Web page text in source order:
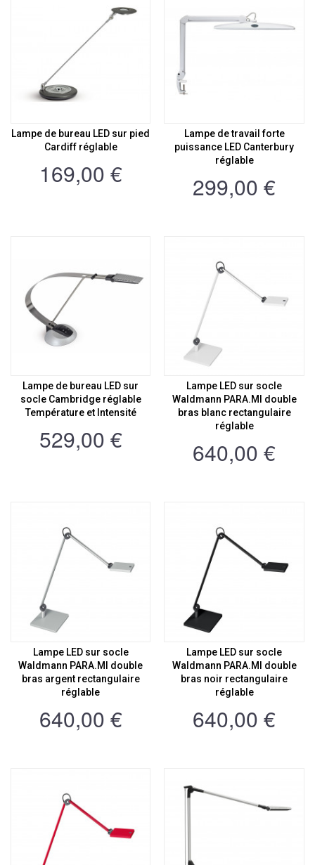
Lampe de bureau LED sur pied
Cardiff réglable
169,00 €
Lampe de travail forte
puissance LED Canterbury
réglable
299,00 €
Lampe de bureau LED sur
socle Cambridge réglable
Température et Intensité
529,00 €
Lampe LED sur socle
Waldmann PARA.MI double
bras blanc rectangulaire
réglable
640,00 €
Lampe LED sur socle
Waldmann PARA.MI double
bras argent rectangulaire
réglable
640,00 €
Lampe LED sur socle
Waldmann PARA.MI double
bras noir rectangulaire
réglable
640,00 €